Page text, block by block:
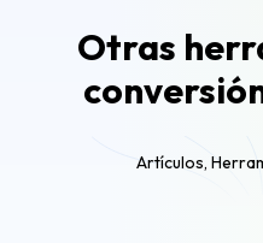
Otras
Artículos,